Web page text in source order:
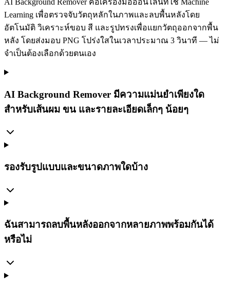
Learning เพื่อตรวจจับวัตถุหลักในภาพและลบพื้นหลังโดย
อัตโนมัติ วิเคราะห์ขอบ สี และรูปทรงเพื่อแยกวัตถุออกจากพื้น
หลัง โดยส่งมอบ PNG โปร่งใสในเวลาประมาณ 3 วินาที — ไม่
จำเป็นต้องเลือกด้วยตนเอง
AI Background Remover มีความแม่นยำเพียงใด
สำหรับเส้นผม ขน และรายละเอียดเล็กๆ น้อยๆ
รองรับรูปแบบและขนาดภาพใดบ้าง
ฉันสามารถลบพื้นหลังออกจากหลายภาพพร้อมกันได้
หรือไม่